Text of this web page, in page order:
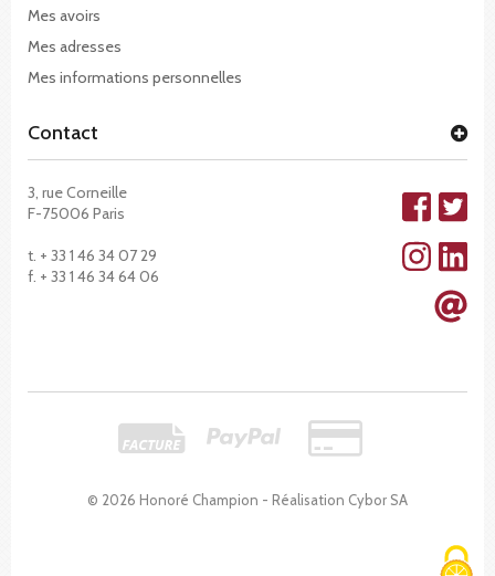
© 2026 Honoré Champion - Réalisation Cybor SA
Mes avoirs
Mes adresses
Mes informations personnelles
Contact
3, rue Corneille
F-75006 Paris
t. + 33 1 46 34 07 29
f. + 33 1 46 34 64 06